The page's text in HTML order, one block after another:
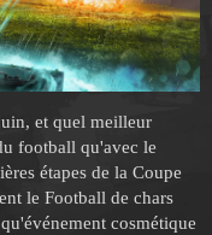
et quel meilleur
football qu'avec le
étapes de la Coupe
le Football de chars
cosmétique